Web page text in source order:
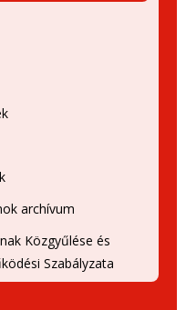
archívum
Közgyűlése és
Szabályzata